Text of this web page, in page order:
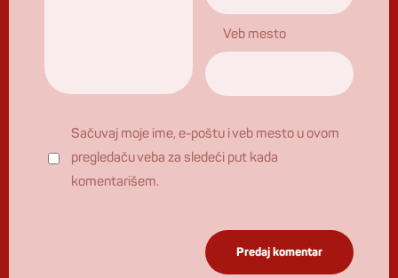
Veb mesto
Sačuvaj moje ime, e-poštu i veb mesto u ovom
pregledaču veba za sledeći put kada
komentarišem.